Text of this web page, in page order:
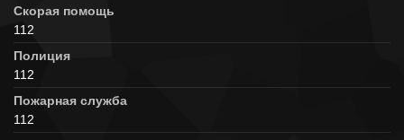
Скорая помощь
112
Полиция
112
Пожарная служба
112